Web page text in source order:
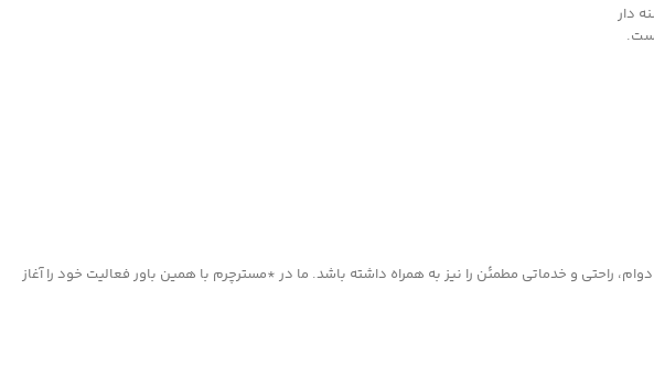
دار
راحتی و خدماتی مطمئن را نیز به همراه داشته باشد. ما در *مسترچرم با همین باور فعالیت خود را آغاز